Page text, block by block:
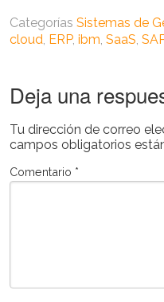
Categorías Sistemas de
cloud ERP, ibm SaaS
Deja una
Tu dirección de correo
campos obligatorios
Comentario *